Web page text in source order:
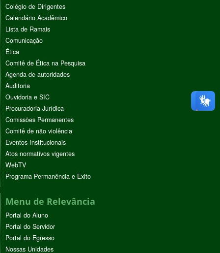
Colégio de Dirigentes
Calendário Acadêmico
Lista de Ramais
Comunicação
Ética
Comitê de Ética na Pesquisa
Agenda de autoridades
Auditoria
Ouvidoria e SIC
Procuradoria Jurídica
Comissões Permanentes
Comitê de não violência
Eventos Institucionais
Atos normativos vigentes
WebTV
Programa Permanência e Êxito
Menu de Relevância
Portal do Aluno
Portal do Servidor
Portal do Egresso
Nossas Unidades